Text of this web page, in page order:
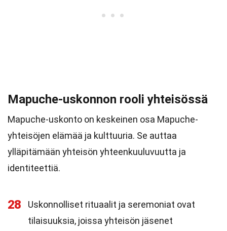
Mapuche-uskonnon rooli yhteisössä
Mapuche-uskonto on keskeinen osa Mapuche-
yhteisöjen elämää ja kulttuuria. Se auttaa
ylläpitämään yhteisön yhteenkuuluvuutta ja
identiteettiä.
28
Uskonnolliset rituaalit ja seremoniat ovat
tilaisuuksia, joissa yhteisön jäsenet